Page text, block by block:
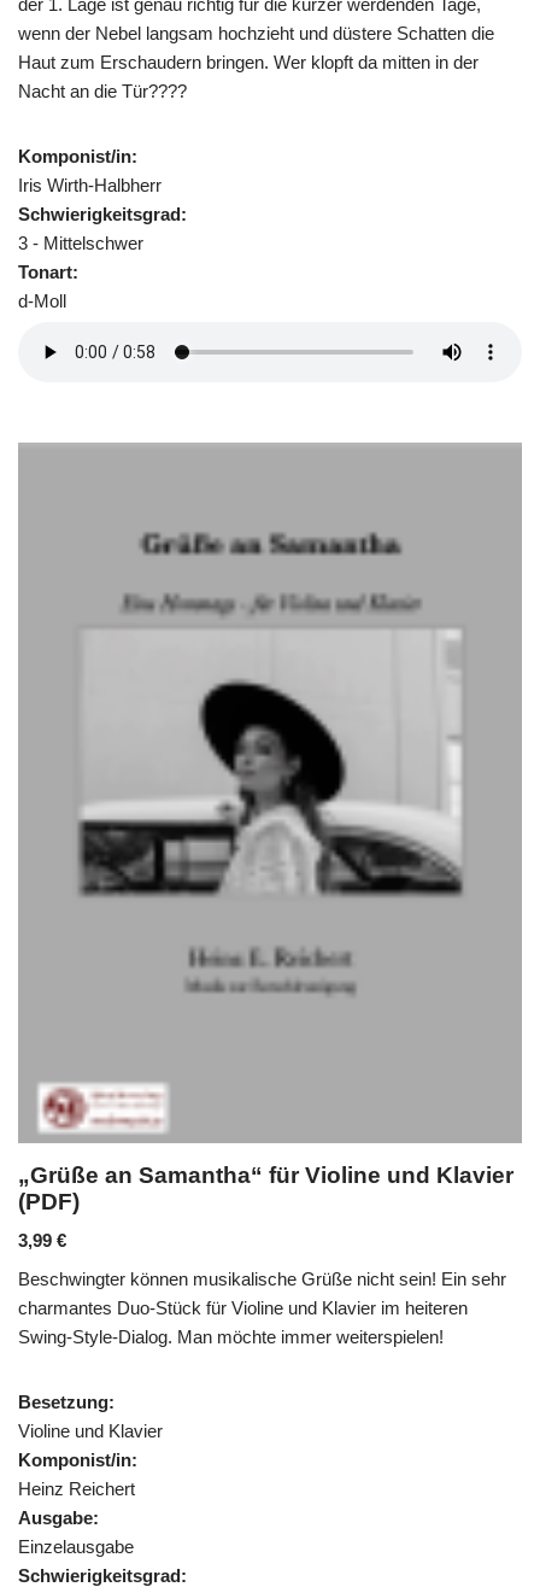
wenn der Nebel langsam hochzieht und düstere Schatten die
Haut zum Erschaudern bringen. Wer klopft da mitten in der
Nacht an die Tür????
Komponist/in:
Iris Wirth-Halbherr
Schwierigkeitsgrad:
3 - Mittelschwer
Tonart:
d-Moll
„Grüße an Samantha“ für Violine und Klavier
(PDF)
3,99 €
Beschwingter können musikalische Grüße nicht sein! Ein sehr
charmantes Duo-Stück für Violine und Klavier im heiteren
Swing-Style-Dialog. Man möchte immer weiterspielen!
Besetzung:
Violine und Klavier
Komponist/in:
Heinz Reichert
Ausgabe:
Einzelausgabe
Schwierigkeitsgrad: